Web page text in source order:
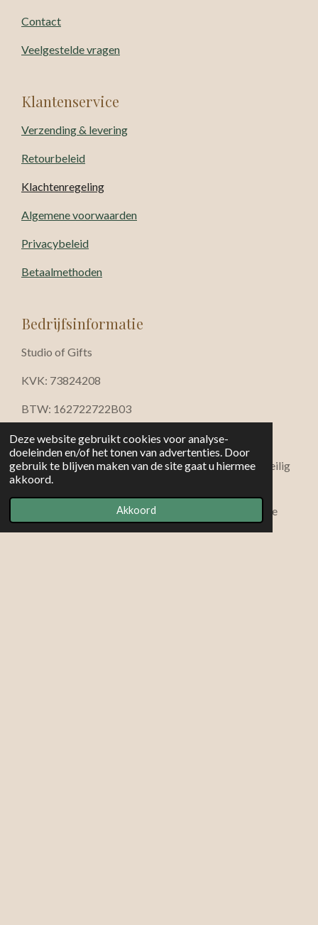
Deze website gebruikt cookies voor analyse-
doeleinden en/of het tonen van advertenties. Door
gebruik te blijven maken van de site gaat u hiermee
akkoord.
Akkoord
Contact
Veelgestelde vragen
Klantenservice
Verzending & levering
Retourbeleid
Klachtenregeling
Algemene voorwaarden
Privacybeleid
Betaalmethoden
Bedrijfsinformatie
Studio of Gifts
KVK: 73824208
BTW: 162722722B03
info@studioofgifts.nl
iDEAL · Bancontact · Visa · Mastercard · Klarna · Veilig
© 2026 Studio of Gifts — Rust • sfeer • verfijnde
cadeaucollecties